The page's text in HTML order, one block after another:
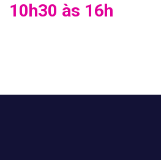
10h30 às 16h